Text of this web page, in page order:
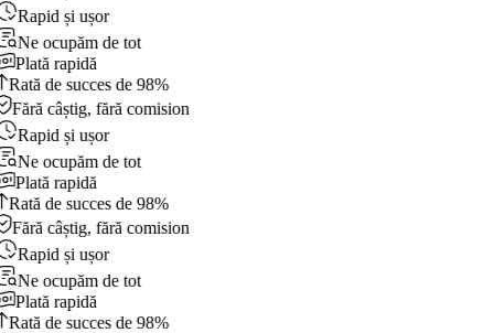
Rapid și ușor
Ne ocupăm de tot
Plată rapidă
Rată de succes de 98%
Fără câștig, fără comision
Rapid și ușor
Ne ocupăm de tot
Plată rapidă
Rată de succes de 98%
Fără câștig, fără comision
Rapid și ușor
Ne ocupăm de tot
Plată rapidă
Rată de succes de 98%